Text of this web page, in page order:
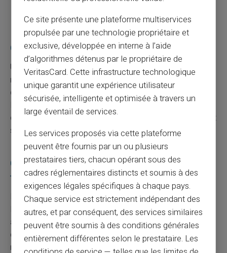
FAQs sur les paiements sécurisés en ligne
Qu'est-ce qu'un protocole de sécurisation ?
Un protocole de sécurisation est un ensemble de règles
régissant la façon dont les données sont protégées lors
de leur transfert sur Internet. Un exemple courant est le
HTTPS, utilisé par les sites Web pour assurer que les
communications entre le navigateur et le serveur restent
secrètes.
Comment fonctionne le cryptage des
transactions ?
Le cryptage des transactions transforme les données
lisibles en un format codé illisible par des tiers non
autorisés. Seules les parties disposant de la clé de
décryptage peuvent lire ces informations une fois
reçues. Cela empêche toute interprétation non sollicitée
Ce site présente une plateforme multiservices
propulsée par une technologie propriétaire et
exclusive, développée en interne à l’aide
d’algorithmes détenus par le propriétaire de
VeritasCard. Cette infrastructure technologique
unique garantit une expérience utilisateur
sécurisée, intelligente et optimisée à travers un
large éventail de services.
Les services proposés via cette plateforme
peuvent être fournis par un ou plusieurs
prestataires tiers, chacun opérant sous des
cadres réglementaires distincts et soumis à des
exigences légales spécifiques à chaque pays.
Chaque service est strictement indépendant des
autres, et par conséquent, des services similaires
peuvent être soumis à des conditions générales
entièrement différentes selon le prestataire. Les